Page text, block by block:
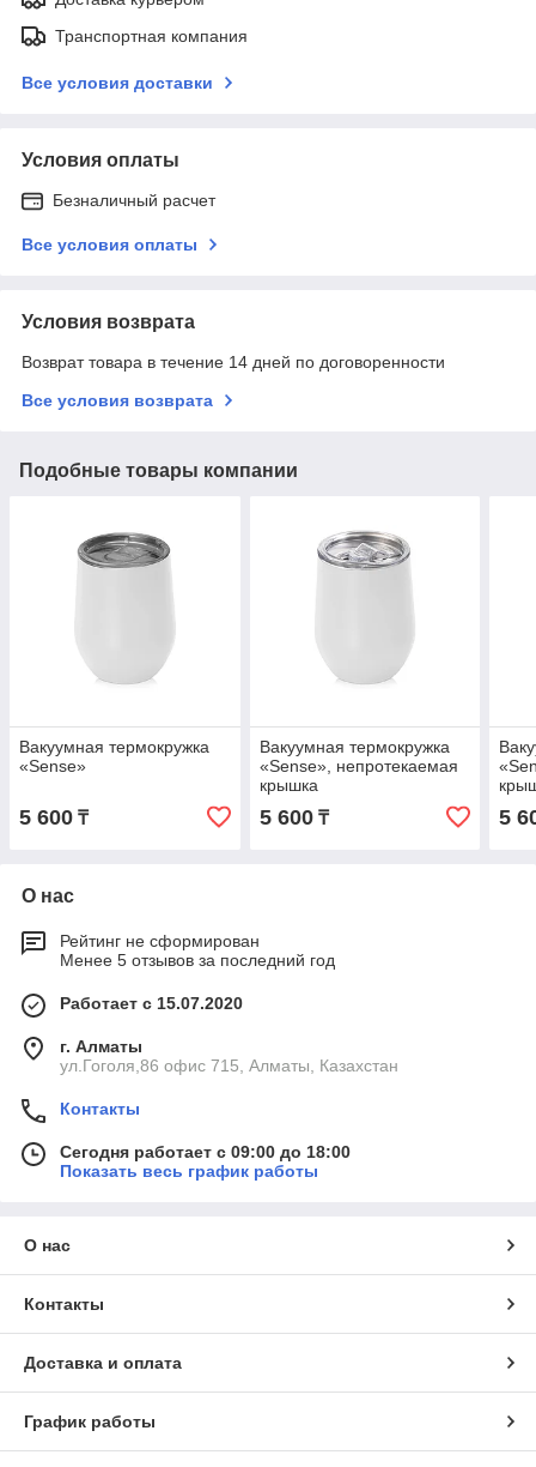
Транспортная компания
Все условия доставки
Условия оплаты
Безналичный расчет
Все условия оплаты
Условия возврата
Возврат товара в течение 14 дней по договоренности
Все условия возврата
Подобные товары компании
Вакуумная термокружка
«Sense»
5 600 ₸
Вакуумная термокружка
«Sense», непротекаемая
крышка
5 600₸ 5
О нас
Рейтинг не сформирован
Менее 5 отзывов за последний год
Работает с 15.07.2020
г. Алматы
ул.Гоголя,86 офис 715, Алматы, Казахстан
Контакты
Сегодня работает с 09:00 до 18:00
Показать весь график работы
О нас
Контакты
Доставка и оплата
График работы